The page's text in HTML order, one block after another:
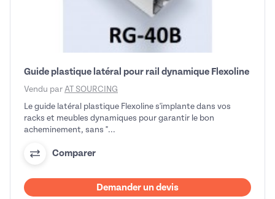
Guide plastique latéral pour rail dynamique Flexoline
Vendu par AT SOURCING
Le guide latéral plastique Flexoline s'implante dans vos
racks et meubles dynamiques pour garantir le bon
acheminement, sans "...
Comparer
Demander un devis